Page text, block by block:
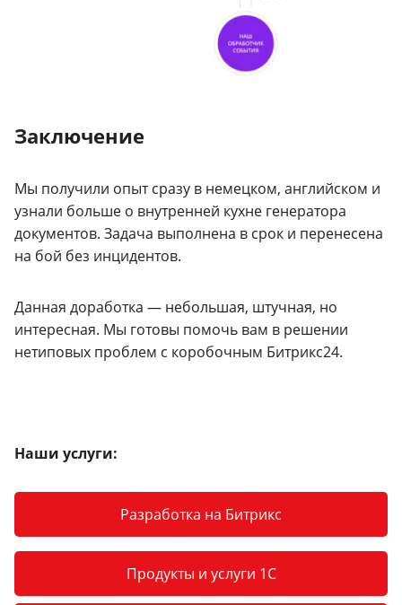
Заключение
Мы получили опыт сразу в немецком, английском и
узнали больше о внутренней кухне генератора
документов. Задача выполнена в срок и перенесена
на бой без инцидентов.
Данная доработка — небольшая, штучная, но
интересная. Мы готовы помочь вам в решении
нетиповых проблем с коробочным Битрикс24.
Наши услуги:
Разработка на Битрикс
Продукты и услуги 1С